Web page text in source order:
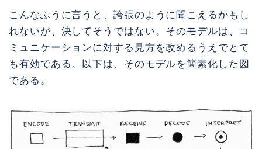
こんなふうに言うと、誇張のように聞こえるかもし
れないが、決してそうではない。そのモデルは、コ
ミュニケーションに対する見方を改めるうえでとて
も有効である。以下は、そのモデルを簡素化した図
である。